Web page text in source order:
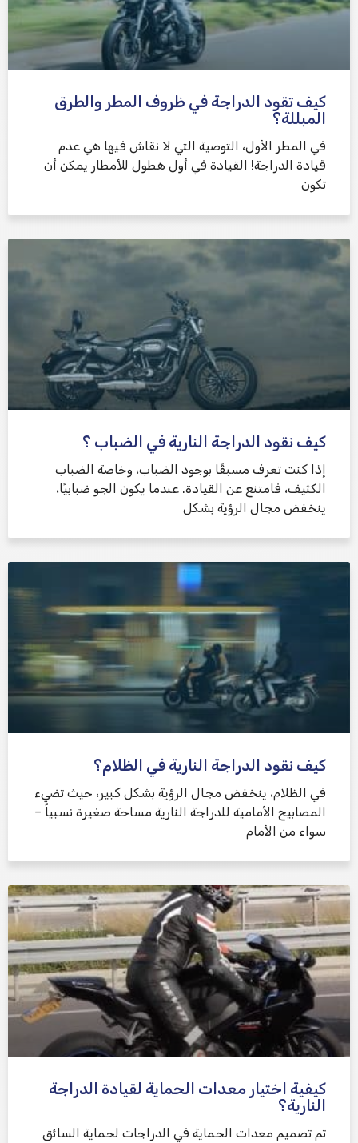
كيف تقود الدراجة في ظروف المطر والطرق
المبللة؟
في المطر الأول، التوصية التي لا نقاش فيها هي عدم
قيادة الدراجة! القيادة في أول هطول للأمطار يمكن أن
تكون
كيف نقود الدراجة النارية في الضباب ؟
إذا كنت تعرف مسبقًا بوجود الضباب، وخاصة الضباب
الكثيف، فامتنع عن القيادة. عندما يكون الجو ضبابيًا،
ينخفض ​​مجال الرؤية بشكل
كيف نقود الدراجة النارية في الظلام؟
في الظلام، ينخفض ​​مجال الرؤية بشكل كبير، حيث تضيء
المصابيح الأمامية للدراجة النارية مساحة صغيرة نسبياً –
سواء من الأمام
كيفية اختيار معدات الحماية لقيادة الدراجة
النارية؟
تم تصميم معدات الحماية في الدراجات لحماية السائق